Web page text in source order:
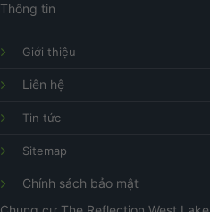
Thông tin
Giới thiệu
Liên hệ
Tin tức
Sitemap
Chính sách bảo mật